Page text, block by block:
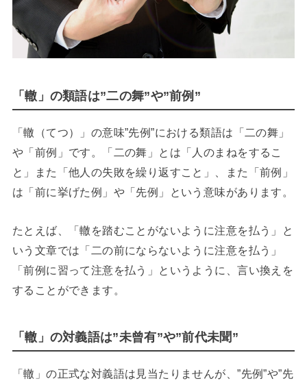
「轍」の類語は”二の舞”や”前例”
「轍（てつ）」の意味”先例”における類語は「二の舞」
や「前例」です。「二の舞」とは「人のまねをするこ
と」また「他人の失敗を繰り返すこと」、また「前例」
は「前に挙げた例」や「先例」という意味があります。
たとえば、「轍を踏むことがないように注意を払う」と
いう文章では「二の前にならないように注意を払う」
「前例に習って注意を払う」というように、言い換えを
することができます。
「轍」の対義語は”未曾有”や”前代未聞”
「轍」の正式な対義語は見当たりませんが、”先例”や”先